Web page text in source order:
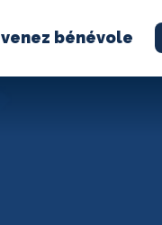
bénévole